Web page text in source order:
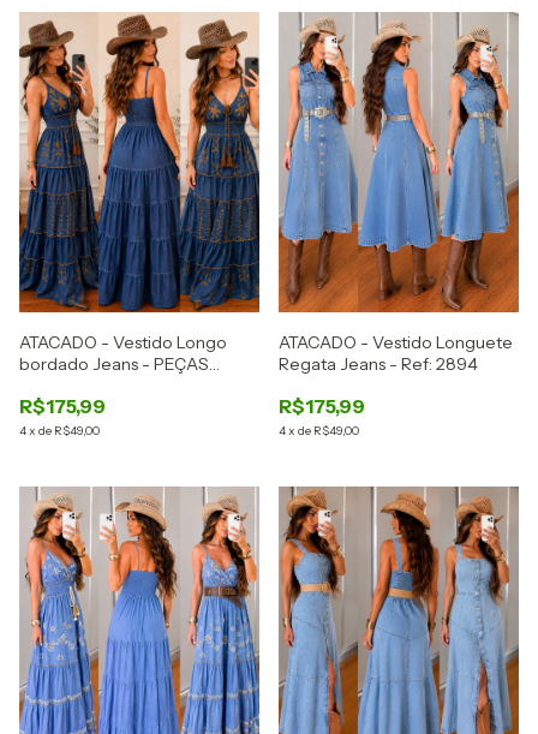
ATACADO - Vestido Longo
bordado Jeans - PEÇAS
R$175,99
4x de R$49,00
ATACADO - Vestido Longuete
Regata Jeans - Ref: 2894
R$175,99
4x de R$49,00